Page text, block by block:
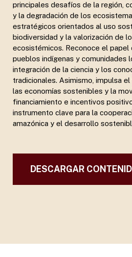
principales desafíos de la región,
y la degradación de los
estratégicos orientados al uso
biodiversidad y la valorización de
ecosistémicos. Reconoce el papel
pueblos indígenas y comunidades
integración de la ciencia y los
tradicionales. Asimismo, impulsa
las economías sostenibles y la
financiamiento e incentivos
instrumento clave para la
amazónica y el desarrollo
DESCARGAR